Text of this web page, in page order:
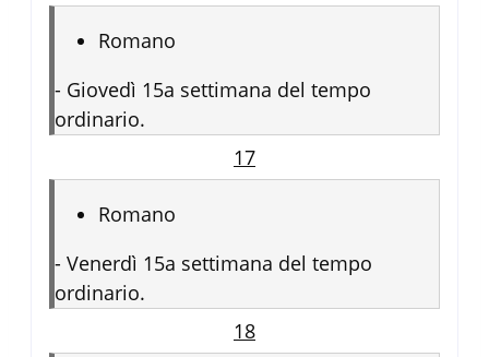
Romano
- Giovedì 15a settimana del tempo
ordinario.
17
Romano
- Venerdì 15a settimana del tempo
ordinario.
18